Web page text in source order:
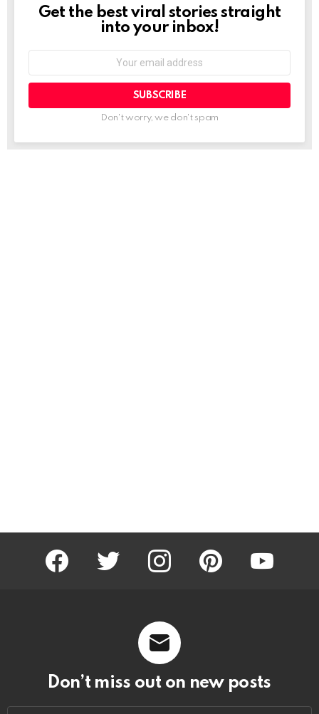
NEWSLETTER
Get the best viral stories straight
into your inbox!
Don't worry, we don't spam
facebook twitter instagram pinterest youtube
Don’t miss out on new posts